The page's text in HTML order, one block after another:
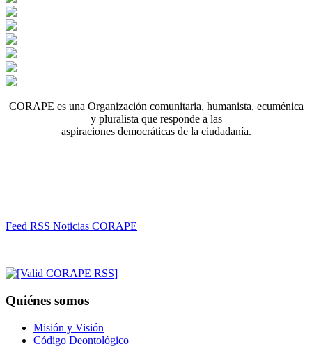
CORAPE es una Organización comunitaria, humanista, ecuménica
y pluralista que responde a las
aspiraciones democráticas de la ciudadanía.
Feed RSS Noticias CORAPE
Quiénes somos
Misión y Visión
Código Deontológico